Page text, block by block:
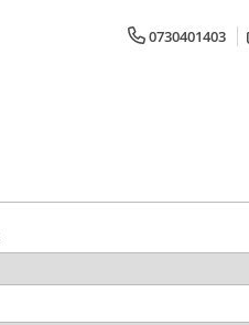
0730401403